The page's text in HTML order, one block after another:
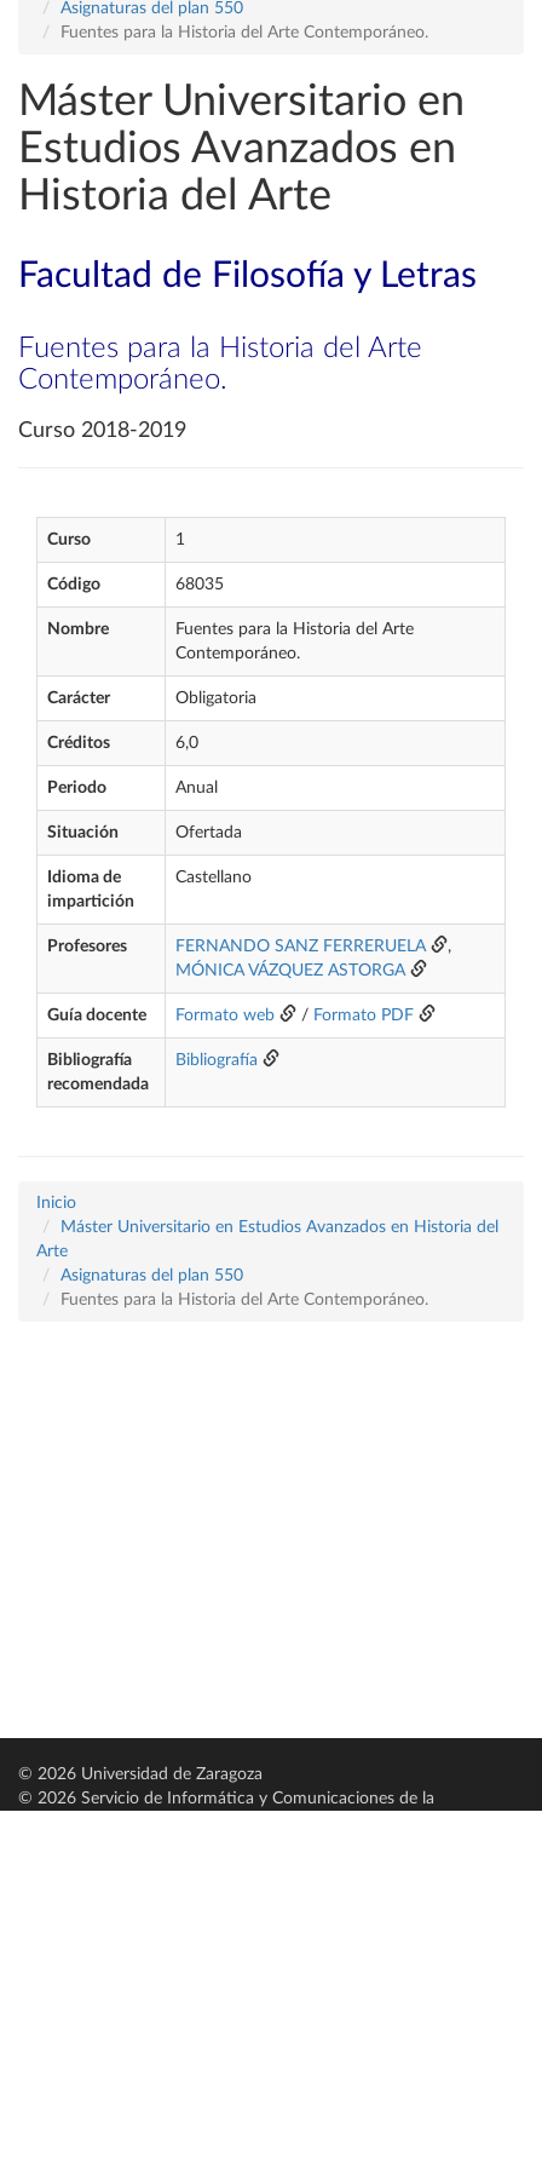
Asignaturas del plan 550
Fuentes para la Historia del Arte Contemporáneo.
Máster Universitario en
Estudios Avanzados en
Historia del Arte
Facultad de Filosofía y Letras
Fuentes para la Historia del Arte
Contemporáneo.
Curso 2018-2019
Curso 1
Código 68035
Nombre
Fuentes para la Historia del Arte
Contemporáneo.
Carácter Obligatoria
Créditos 6,0
Periodo Anual
Situación Ofertada
Idioma de
impartición
Castellano
Profesores FERNANDO SANZ FERRERUELA
,
MÓNICA VÁZQUEZ ASTORGA
Guía docente Formato web / Formato PDF
Bibliografía
recomendada
Bibliografía
Inicio
Máster Universitario en Estudios Avanzados en Historia del
Arte
Asignaturas del plan 550
Fuentes para la Historia del Arte Contemporáneo.
© 2026 Universidad de Zaragoza
© 2026 Servicio de Informática y Comunicaciones de la